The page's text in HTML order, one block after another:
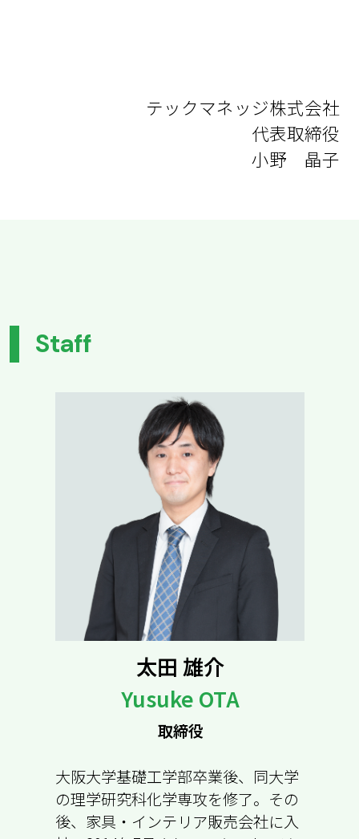
テックマネッジ株式会社
代表取締役
小野 晶子
Staff
太田 雄介
Yusuke OTA
取締役
大阪大学基礎工学部卒業後、同大学
の理学研究科化学専攻を修了。その
後、家具・インテリア販売会社に入